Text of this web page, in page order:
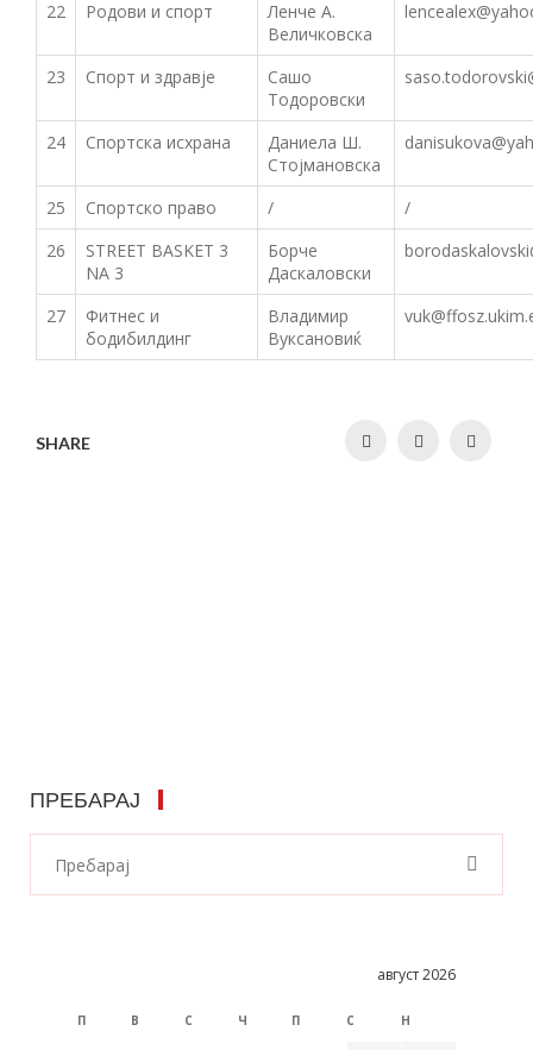
22 Родови и спорт
Ленче А.
Величковска
23 Спорт и здравје
Сашо
Тодоровски
24 Спортска исхрана
Даниела Ш.
Стојмановска
25 Спортско право /
/
26
STREET BASKET 3
NA 3
Борче
Даскаловски
27
Фитнес и
бодибилдинг
Владимир
Вуксановиќ
SHARE
ПРЕБАРАЈ
август 2026
П В С Ч П С Н